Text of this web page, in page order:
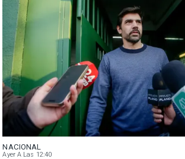
NACIONAL
Ayer A Las 12:40